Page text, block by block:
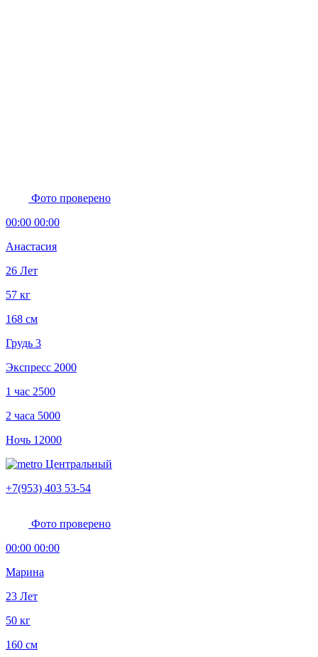
Фото проверено
00:00 00:00
Анастасия
26 Лет
57 кг
168 см
Грудь 3
Экспресс 2000
1 час 2500
2 часа 5000
Ночь 12000
Центральный
+7(953) 403 53-54
Фото проверено
00:00 00:00
Марина
23 Лет
50 кг
160 см